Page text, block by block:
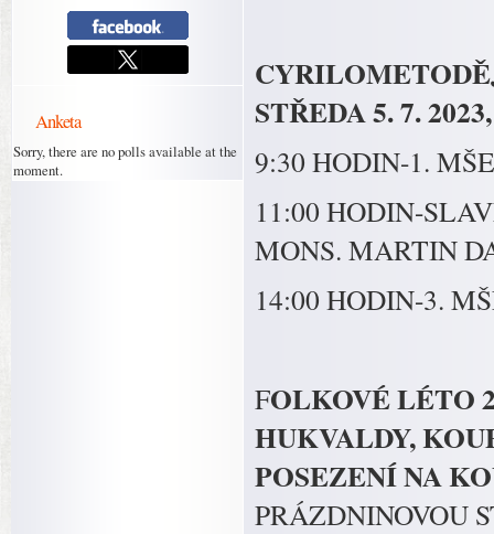
Anketa
Sorry, there are no polls available at the
moment.
STŘEDA 5. 7.
9:30 HODIN-1.
11:00 HODIN-
MONS. MARTIN
14:00 HODIN-3.
FOLKOVÉ LÉTO
HUKVALDY,
POSEZENÍ NA
PRÁZDNINOVOU